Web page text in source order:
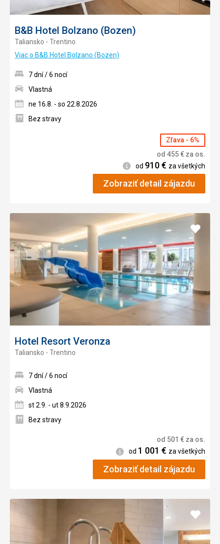
B&B Hotel Bolzano (Bozen)
Taliansko - Trentino
Viac o B&B Hotel Bolzano (Bozen)
7 dní / 6 nocí
Vlastná
ne 16.8. - so 22.8.2026
Bez stravy
Zľava - 6%
od 455€ za os.
Informácie
od 910€ za všetkých
Zobraziť detail zájazdu
Hotel Resort Veronza
Taliansko - Trentino
Pridať
7 dní / 6 nocí
Vlastná
st 2.9. - ut 8.9.2026
Bez stravy
od 501 € za os.
Informácie
od 1 001 € za všetkých
Zobraziť detail zájazdu
Pridať